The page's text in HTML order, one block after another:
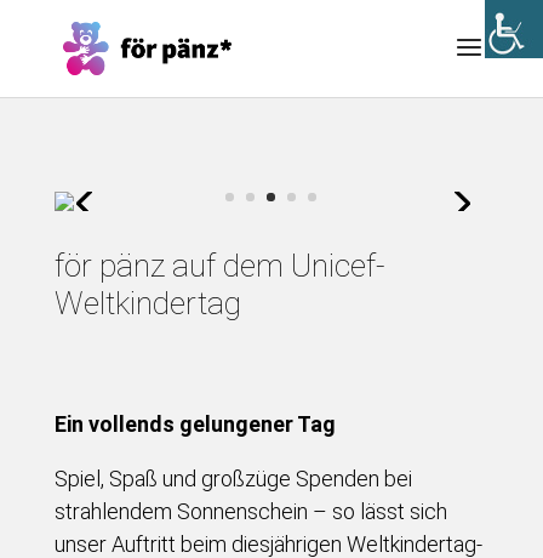
för pänz auf dem Unicef-
Weltkindertag
Ein vollends gelungener Tag
Spiel, Spaß und großzüge Spenden bei
strahlendem Sonnenschein – so lässt sich
unser Auftritt beim diesjährigen Weltkindertag-